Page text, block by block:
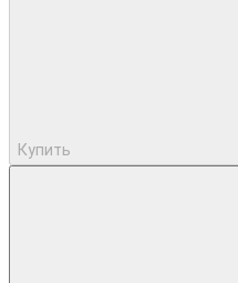
Купить